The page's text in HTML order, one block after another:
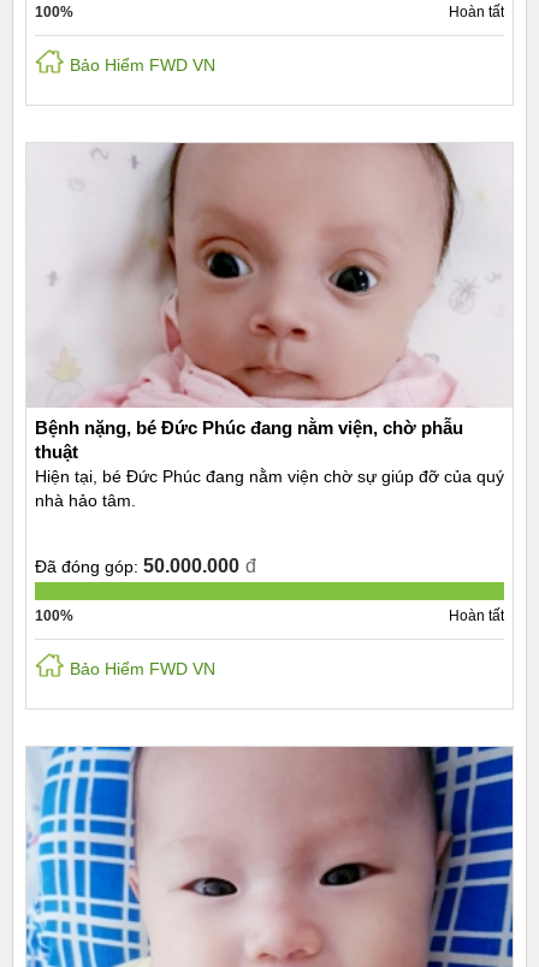
100% Hoàn tất
Bảo Hiểm FWD VN
Bệnh nặng, bé Đức Phúc đang nằm viện, chờ phẫu
thuật
Hiện tại, bé Đức Phúc đang nằm viện chờ sự giúp đỡ của quý
nhà hảo tâm.
Đã đóng góp: 50.000.000 đ
100% Hoàn tất
Bảo Hiểm FWD VN